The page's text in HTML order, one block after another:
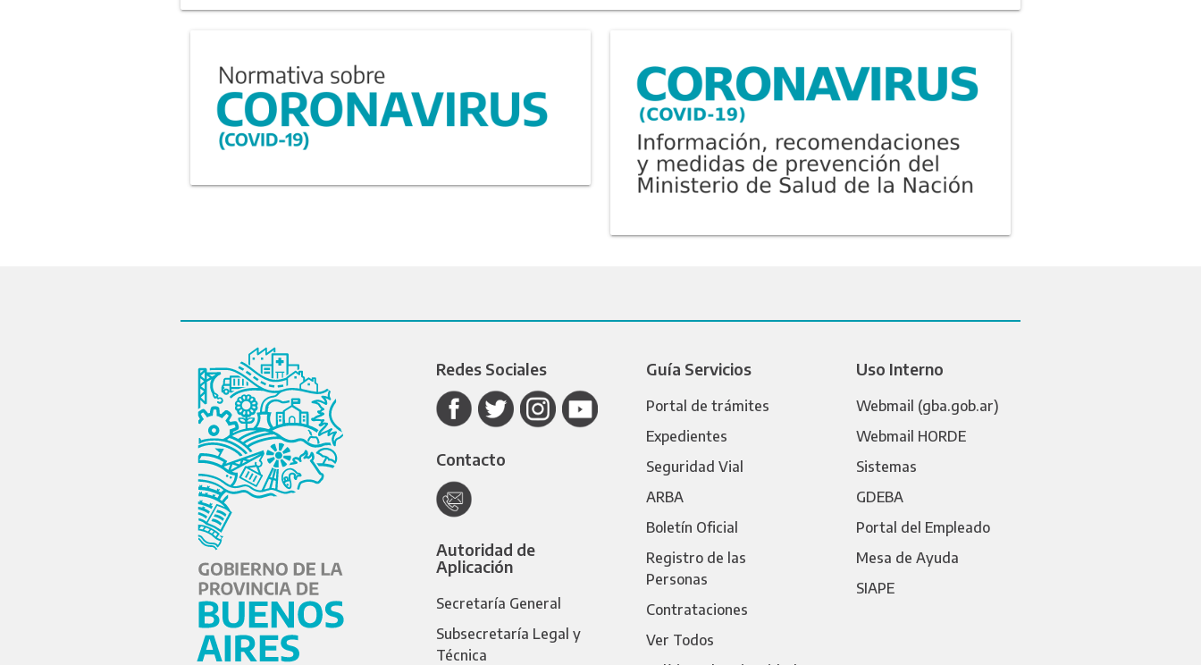
Redes Sociales
Contacto
Autoridad de
Aplicación
Secretaría General
Subsecretaría Legal y
Técnica
Guía Servicios
Portal de trámites
Expedientes
Seguridad Vial
ARBA
Boletín Oficial
Registro de las
Personas
Contrataciones
Ver Todos
Uso Interno
Webmail (gba.gob.ar)
Webmail HORDE
Sistemas
GDEBA
Portal del Empleado
Mesa de Ayuda
SIAPE